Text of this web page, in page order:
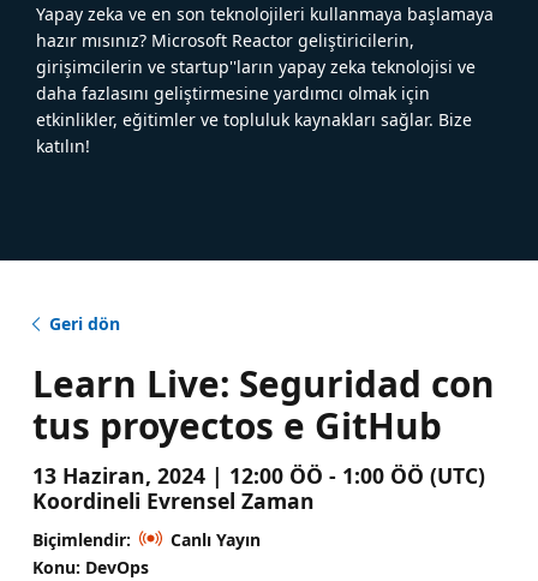
Yapay zeka ve en son teknolojileri kullanmaya başlamaya
hazır mısınız? Microsoft Reactor geliştiricilerin,
girişimcilerin ve startup''ların yapay zeka teknolojisi ve
daha fazlasını geliştirmesine yardımcı olmak için
etkinlikler, eğitimler ve topluluk kaynakları sağlar. Bize
katılın!
Geri dön
Learn Live: Seguridad con
tus proyectos e GitHub
13 Haziran, 2024 | 12:00 ÖÖ - 1:00 ÖÖ (UTC)
Koordineli Evrensel Zaman
Biçimlendir:
Canlı Yayın
Konu: DevOps